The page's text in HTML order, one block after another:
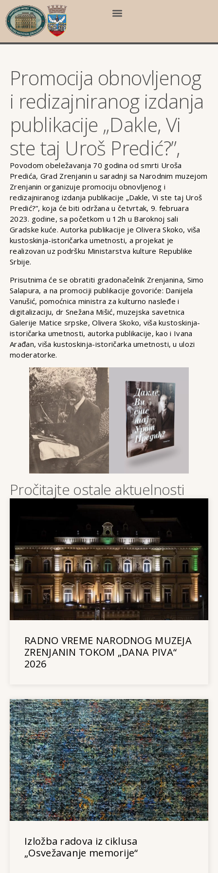
Promocija obnovljenog
i redizajniranog izdanja
publikacije „Dakle, Vi
ste taj Uroš Predić?”,
Povodom obeležavanja 70 godina od smrti Uroša
Predića, Grad Zrenjanin u saradnji sa Narodnim muzejom
Zrenjanin organizuje promociju obnovljenog i
redizajniranog izdanja publikacije „Dakle, Vi ste taj Uroš
Predić?”, koja će biti održana u četvrtak, 9. februara
2023. godine, sa početkom u 12h u Baroknoj sali
Gradske kuće. Autorka publikacije je Olivera Skoko, viša
kustoskinja-istoričarka umetnosti, a projekat je
realizovan uz podršku Ministarstva kulture Republike
Srbije.
Prisutnima će se obratiti gradonačelnik Zrenjanina, Simo
Salapura, a na promociji publikacije govoriće: Danijela
Vanušić, pomoćnica ministra za kulturno nasleđe i
digitalizaciju, dr Snežana Mišić, muzejska savetnica
Galerije Matice srpske, Olivera Skoko, viša kustoskinja-
istoričarka umetnosti, autorka publikacije, kao i Ivana
Arađan, viša kustoskinja-istoričarka umetnosti, u ulozi
moderatorke.
Pročitajte ostale aktuelnosti
RADNO VREME NARODNOG MUZEJA
ZRENJANIN TOKOM „DANA PIVA“
2026
Izložba radova iz ciklusa
„Osvežavanje memorije“